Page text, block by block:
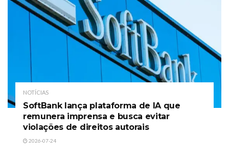
NOTÍCIAS
SoftBank lança plataforma de IA que
remunera imprensa e busca evitar
violações de direitos autorais
2026-07-24